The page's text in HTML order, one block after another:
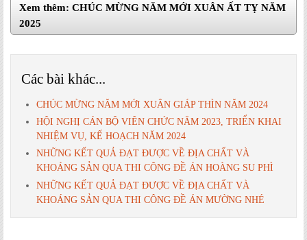
Xem thêm: CHÚC MỪNG NĂM MỚI XUÂN ẤT TỴ NĂM
2025
Các bài khác...
CHÚC MỪNG NĂM MỚI XUÂN GIÁP THÌN NĂM 2024
HỘI NGHỊ CÁN BỘ VIÊN CHỨC NĂM 2023, TRIỂN KHAI
NHIỆM VỤ, KẾ HOẠCH NĂM 2024
NHỮNG KẾT QUẢ ĐẠT ĐƯỢC VỀ ĐỊA CHẤT VÀ
KHOÁNG SẢN QUA THI CÔNG ĐỀ ÁN HOÀNG SU PHÌ
NHỮNG KẾT QUẢ ĐẠT ĐƯỢC VỀ ĐỊA CHẤT VÀ
KHOÁNG SẢN QUA THI CÔNG ĐỀ ÁN MƯỜNG NHÉ